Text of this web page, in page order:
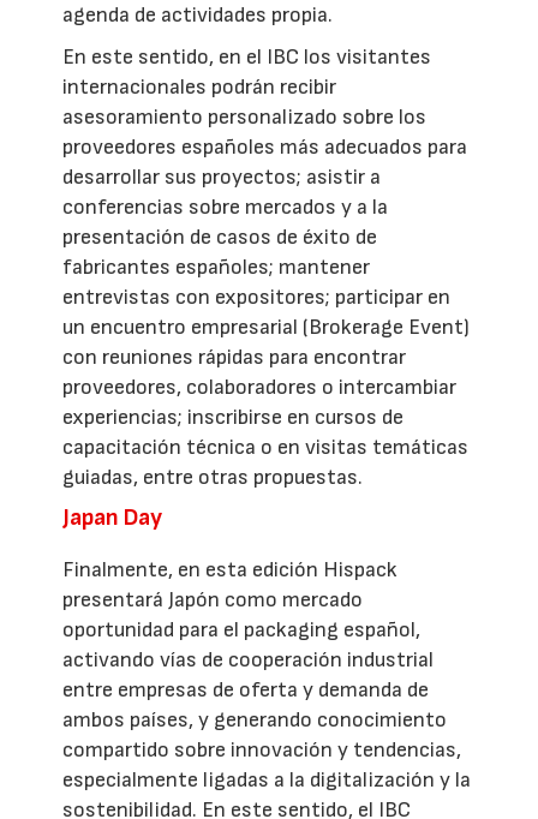
agenda de actividades propia.
En este sentido, en el IBC los visitantes
internacionales podrán recibir
asesoramiento personalizado sobre los
proveedores españoles más adecuados para
desarrollar sus proyectos; asistir a
conferencias sobre mercados y a la
presentación de casos de éxito de
fabricantes españoles; mantener
entrevistas con expositores; participar en
un encuentro empresarial (Brokerage Event)
con reuniones rápidas para encontrar
proveedores, colaboradores o intercambiar
experiencias; inscribirse en cursos de
capacitación técnica o en visitas temáticas
guiadas, entre otras propuestas.
Japan Day
Finalmente, en esta edición Hispack
presentará Japón como mercado
oportunidad para el packaging español,
activando vías de cooperación industrial
entre empresas de oferta y demanda de
ambos países, y generando conocimiento
compartido sobre innovación y tendencias,
especialmente ligadas a la digitalización y la
sostenibilidad. En este sentido, el IBC